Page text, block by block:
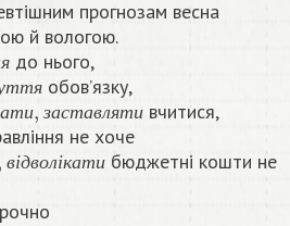
прогнозам весна
й вологою.
я
я до нього,
т тя
т я обов’язку,
ат и з а с т а влят и
ати,з аставляти вчитися,
не хоче
в і д в ол і ка т и
ідволік ати
бюджетні кошти не